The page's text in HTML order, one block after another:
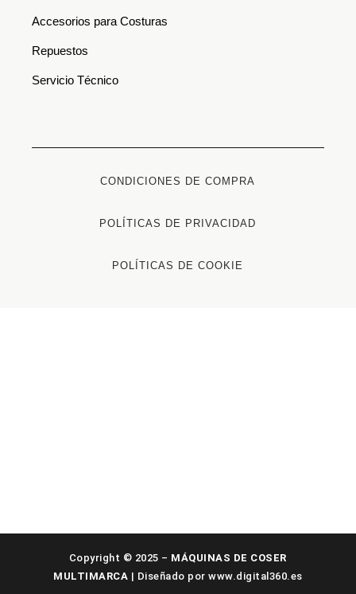
Accesorios para Costuras
Repuestos
Servicio Técnico
CONDICIONES DE COMPRA
POLÍTICAS DE PRIVACIDAD
POLÍTICAS DE COOKIE
Copyright © 2025 – MÁQUINAS DE COSER
MULTIMARCA | Diseñado porwww.digital360.es